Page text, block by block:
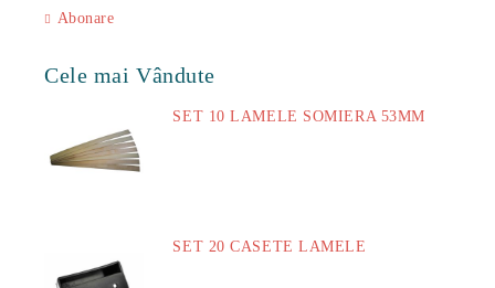
Abonare
Cele mai Vândute
SET 10 LAMELE SOMIERA 53MM
SET 20 CASETE LAMELE